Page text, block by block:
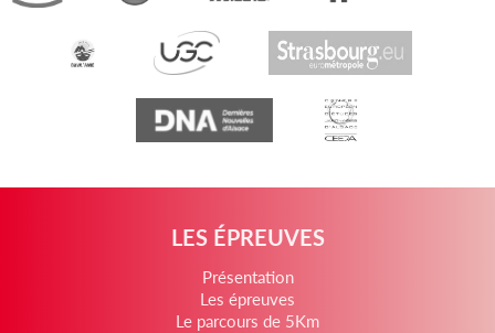
LES ÉPREUVES
Présentation
Les épreuves
Le parcours de 5Km